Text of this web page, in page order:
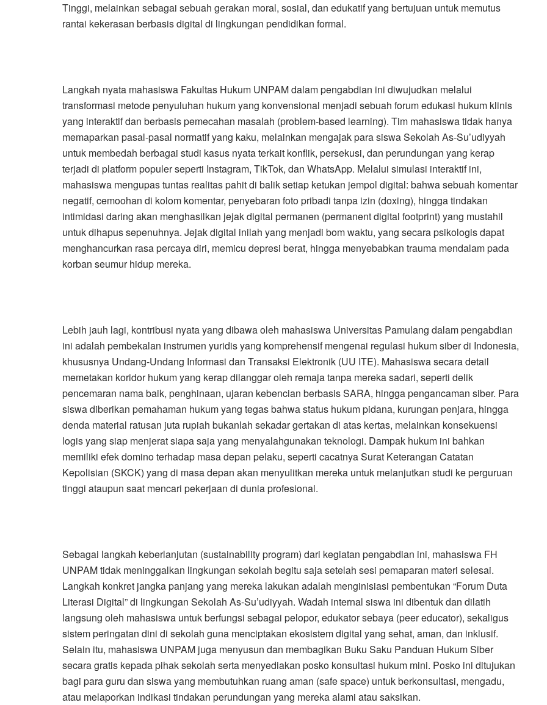
Tinggi, melainkan sebagai sebuah gerakan moral, sosial, dan edukatif yang bertujuan untuk memutus
rantai kekerasan berbasis digital di lingkungan pendidikan formal.
Langkah nyata mahasiswa Fakultas Hukum UNPAM dalam pengabdian ini diwujudkan melalui
transformasi metode penyuluhan hukum yang konvensional menjadi sebuah forum edukasi hukum klinis
yang interaktif dan berbasis pemecahan masalah (problem-based learning). Tim mahasiswa tidak hanya
memaparkan pasal-pasal normatif yang kaku, melainkan mengajak para siswa Sekolah As-Su’udiyyah
untuk membedah berbagai studi kasus nyata terkait konflik, persekusi, dan perundungan yang kerap
terjadi di platform populer seperti Instagram, TikTok, dan WhatsApp. Melalui simulasi interaktif ini,
mahasiswa mengupas tuntas realitas pahit di balik setiap ketukan jempol digital: bahwa sebuah komentar
negatif, cemoohan di kolom komentar, penyebaran foto pribadi tanpa izin (doxing), hingga tindakan
intimidasi daring akan menghasilkan jejak digital permanen (permanent digital footprint) yang mustahil
untuk dihapus sepenuhnya. Jejak digital inilah yang menjadi bom waktu, yang secara psikologis dapat
menghancurkan rasa percaya diri, memicu depresi berat, hingga menyebabkan trauma mendalam pada
korban seumur hidup mereka.
Lebih jauh lagi, kontribusi nyata yang dibawa oleh mahasiswa Universitas Pamulang dalam pengabdian
ini adalah pembekalan instrumen yuridis yang komprehensif mengenai regulasi hukum siber di Indonesia,
khususnya Undang-Undang Informasi dan Transaksi Elektronik (UU ITE). Mahasiswa secara detail
memetakan koridor hukum yang kerap dilanggar oleh remaja tanpa mereka sadari, seperti delik
pencemaran nama baik, penghinaan, ujaran kebencian berbasis SARA, hingga pengancaman siber. Para
siswa diberikan pemahaman hukum yang tegas bahwa status hukum pidana, kurungan penjara, hingga
denda material ratusan juta rupiah bukanlah sekadar gertakan di atas kertas, melainkan konsekuensi
logis yang siap menjerat siapa saja yang menyalahgunakan teknologi. Dampak hukum ini bahkan
memiliki efek domino terhadap masa depan pelaku, seperti cacatnya Surat Keterangan Catatan
Kepolisian (SKCK) yang di masa depan akan menyulitkan mereka untuk melanjutkan studi ke perguruan
tinggi ataupun saat mencari pekerjaan di dunia profesional.
Sebagai langkah keberlanjutan (sustainability program) dari kegiatan pengabdian ini, mahasiswa FH
UNPAM tidak meninggalkan lingkungan sekolah begitu saja setelah sesi pemaparan materi selesai.
Langkah konkret jangka panjang yang mereka lakukan adalah menginisiasi pembentukan “Forum Duta
Literasi Digital” di lingkungan Sekolah As-Su’udiyyah. Wadah internal siswa ini dibentuk dan dilatih
langsung oleh mahasiswa untuk berfungsi sebagai pelopor, edukator sebaya (peer educator), sekaligus
sistem peringatan dini di sekolah guna menciptakan ekosistem digital yang sehat, aman, dan inklusif.
Selain itu, mahasiswa UNPAM juga menyusun dan membagikan Buku Saku Panduan Hukum Siber
secara gratis kepada pihak sekolah serta menyediakan posko konsultasi hukum mini. Posko ini ditujukan
bagi para guru dan siswa yang membutuhkan ruang aman (safe space) untuk berkonsultasi, mengadu,
atau melaporkan indikasi tindakan perundungan yang mereka alami atau saksikan.